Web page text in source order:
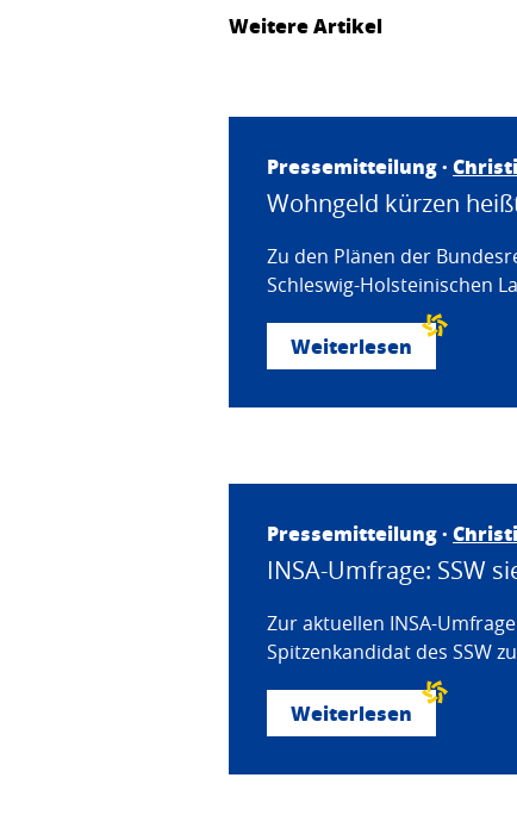
Weitere Artikel
Pressemitteilung ·
Wohngeld kürzen
Zu den Plänen der
Schleswig-Holsteinischen
Weiterlesen
Pressemitteilung ·
INSA-Umfrage: SSW
Zur aktuellen INSA-
Spitzenkandidat des SSW
Weiterlesen